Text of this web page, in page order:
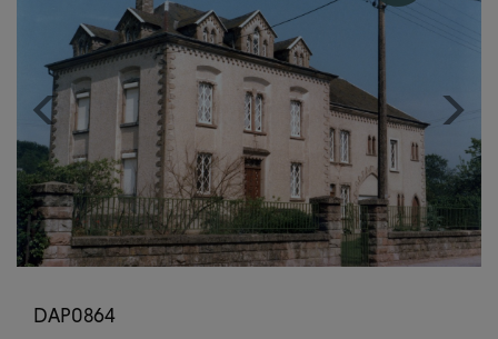
Geoportal
–
Previous Next
DAP0864